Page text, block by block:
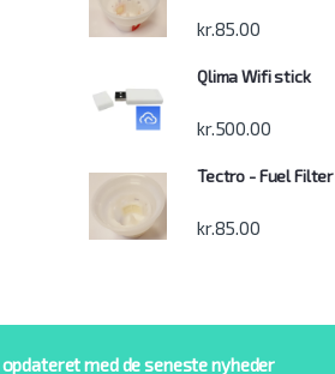
kr.85.00
Qlima Wifi stick
kr.500.00
Tectro - Fuel Filter
kr.85.00
opdateret med de seneste nyheder